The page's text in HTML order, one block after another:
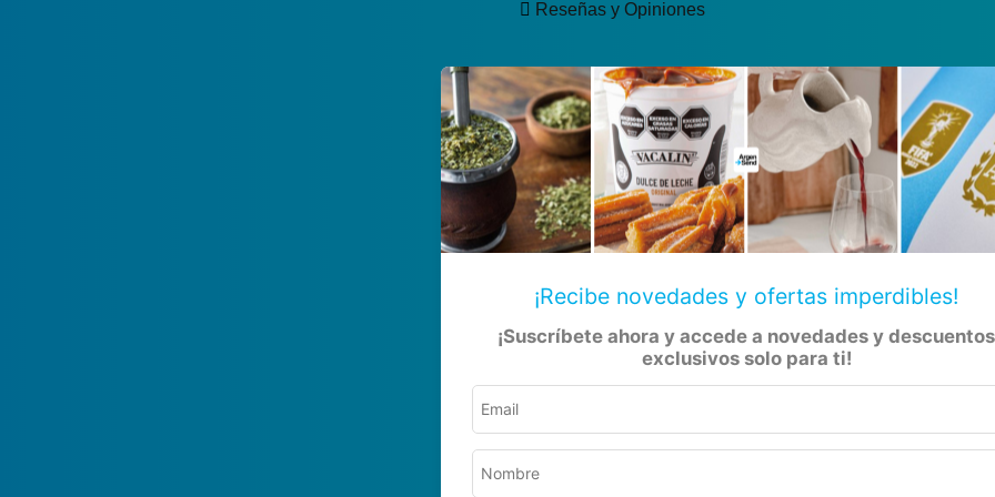
¡Recibe novedades y ofertas imperdibles!
¡Suscríbete ahora y accede a novedades y descuentos
exclusivos solo para ti!
Reseñas y Opiniones